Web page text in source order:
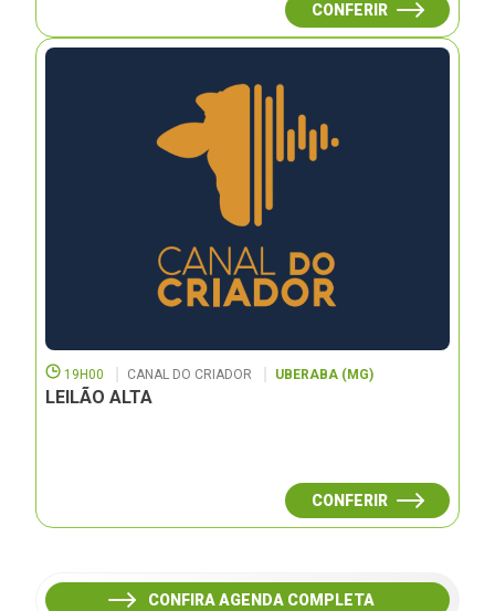
CONFERIR
19H00 CANAL DO CRIADOR UBERABA (MG)
LEILÃO ALTA
CONFERIR
CONFIRA AGENDA COMPLETA